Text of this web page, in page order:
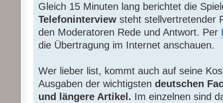
Gleich 15 Minuten lang berichtet die
Telefoninterview steht stellvertretender
den Moderatoren Rede und Antwort. Per
die Übertragung im Internet anschauen.
Wer lieber list, kommt auch auf seine
Ausgaben der wichtigsten deutschen
und längere Artikel. Im einzelnen sind